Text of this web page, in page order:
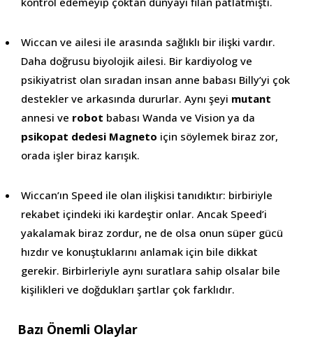
Wiccan ve ailesi ile arasında sağlıklı bir ilişki vardır.
Daha doğrusu biyolojik ailesi. Bir kardiyolog ve
psikiyatrist olan sıradan insan anne babası Billy’yi çok
destekler ve arkasında dururlar. Aynı şeyi mutant
annesi ve robot babası Wanda ve Vision ya da
psikopat dedesi Magneto için söylemek biraz zor,
orada işler biraz karışık.
Wiccan’ın Speed ile olan ilişkisi tanıdıktır: birbiriyle
rekabet içindeki iki kardeştir onlar. Ancak Speed’i
yakalamak biraz zordur, ne de olsa onun süper gücü
hızdır ve konuştuklarını anlamak için bile dikkat
gerekir. Birbirleriyle aynı suratlara sahip olsalar bile
kişilikleri ve doğdukları şartlar çok farklıdır.
Bazı Önemli Olaylar